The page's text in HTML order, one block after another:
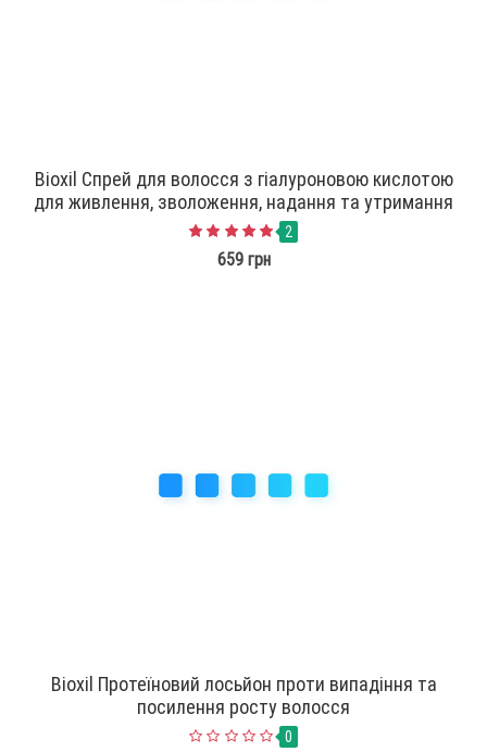
Bioxil Спрей для волосся з гіалуроновою кислотою
для живлення, зволоження, надання та утримання
об'єму
2
659 грн
Bioxil Протеїновий лосьйон проти випадіння та
посилення росту волосся
0